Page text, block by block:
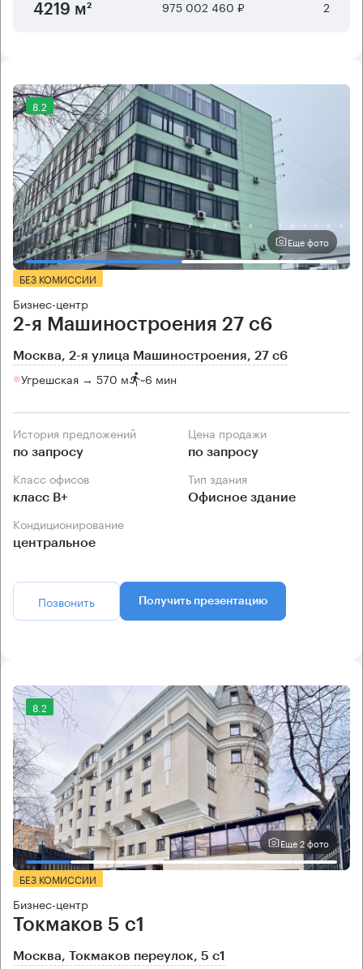
4219 м² 975 002 460 ₽ 2
8.2
Еще фото
БЕЗ КОМИССИИ
Бизнес-центр
2-я Машиностроения 27 с6
Москва, 2-я улица Машиностроения, 27 с6
Угрешская → 570 м ~6 мин
История предложений
по запросу
Цена продажи
по запросу
Класс офисов
класс B+
Тип здания
Офисное здание
Кондиционирование
центральное
Позвонить Получить презентацию
8.2
Еще 2 фото
БЕЗ КОМИССИИ
Бизнес-центр
Токмаков 5 с1
Москва, Токмаков переулок, 5 с1